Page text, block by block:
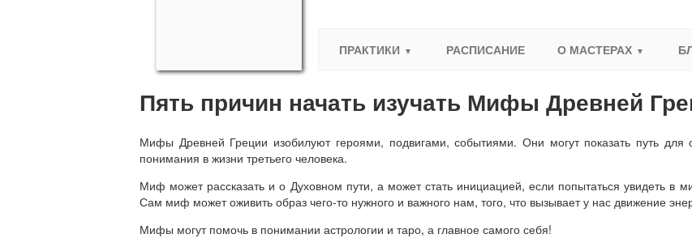
ПРАКТИКИ
РАСПИСАНИЕ О МАСТЕРАХ
Пять причин начать изучать Мифы Древней
Мифы Древней Греции изобилуют героями, подвигами, событиями. Они могут показать путь для
понимания в жизни третьего человека.
Миф может рассказать и о Духовном пути, а может стать инициацией, если попытаться увидеть в
Сам миф может оживить образ чего-то нужного и важного нам, того, что вызывает у нас движение
Мифы могут помочь в понимании астрологии и таро, а главное самого себя!